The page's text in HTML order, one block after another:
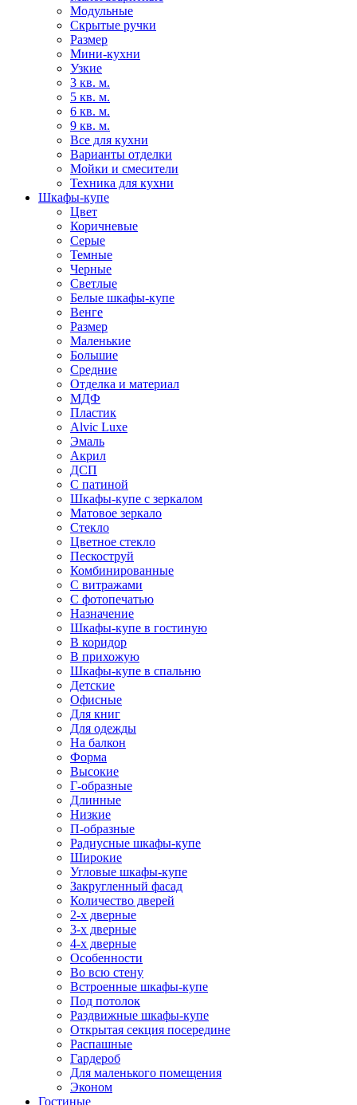
Модульные
Скрытые ручки
Размер
Мини-кухни
Узкие
3 кв. м.
5 кв. м.
6 кв. м.
9 кв. м.
Все для кухни
Варианты отделки
Мойки и смесители
Техника для кухни
Шкафы-купе
Цвет
Коричневые
Серые
Темные
Черные
Светлые
Белые шкафы-купе
Венге
Размер
Маленькие
Большие
Средние
Отделка и материал
МДФ
Пластик
Alvic Luxe
Эмаль
Акрил
ДСП
С патиной
Шкафы-купе с зеркалом
Матовое зеркало
Стекло
Цветное стекло
Пескоструй
Комбинированные
С витражами
С фотопечатью
Назначение
Шкафы-купе в гостиную
В коридор
В прихожую
Шкафы-купе в спальню
Детские
Офисные
Для книг
Для одежды
На балкон
Форма
Высокие
Г-образные
Длинные
Низкие
П-образные
Радиусные шкафы-купе
Широкие
Угловые шкафы-купе
Закругленный фасад
Количество дверей
2-х дверные
3-х дверные
4-х дверные
Особенности
Во всю стену
Встроенные шкафы-купе
Под потолок
Раздвижные шкафы-купе
Открытая секция посередине
Распашные
Гардероб
Для маленького помещения
Эконом
Гостиные